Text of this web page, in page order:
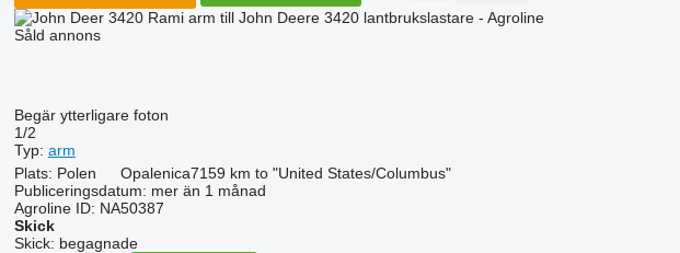
Såld annons
Begär ytterligare foton
1/2
Typ: arm
Plats: Polen Opalenica7159 km to "United States/Columbus"
Publiceringsdatum: mer än 1 månad
Agroline ID: NA50387
Skick
Skick: begagnade